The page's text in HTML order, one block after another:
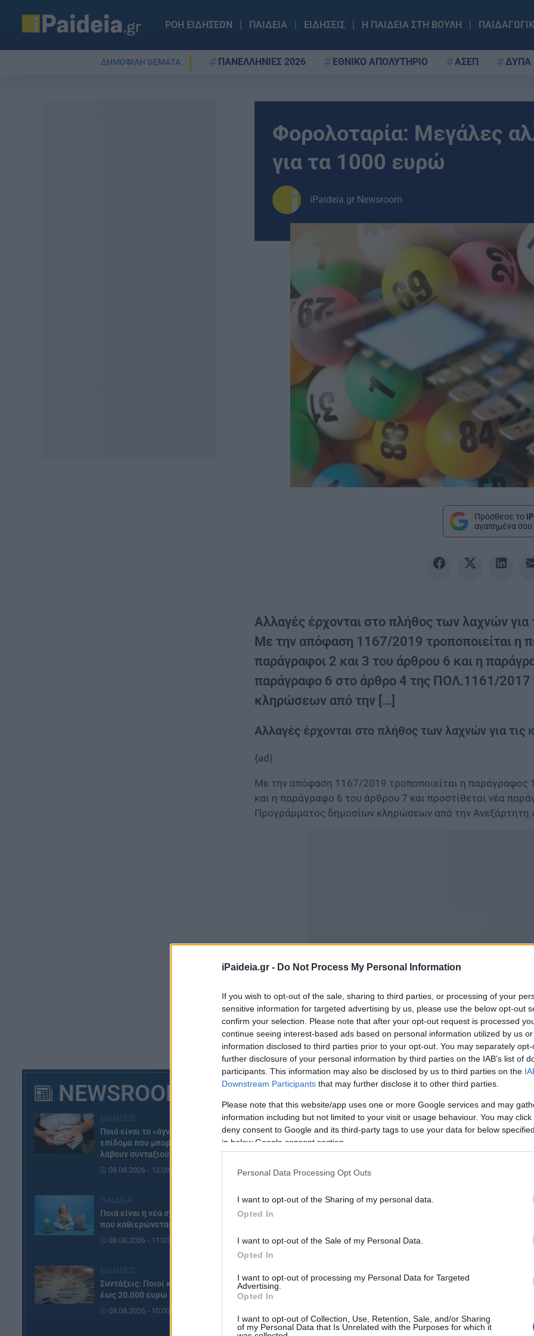
iPaideia.gr - Do Not Process My Personal Information
If you wish to opt-out of the sale, sharing to third parties, or processing of your
sensitive information for targeted advertising by us, please use the below opt-out
confirm your selection. Please note that after your opt-out request is processed
continue seeing interest-based ads based on personal information utilized by us
information disclosed to third parties prior to your opt-out. You may separately
further disclosure of your personal information by third parties on the IAB’s list of
participants. This information may also be disclosed by us to third parties on the
Downstream Participants that may further disclose it to other third parties.
Please note that this website/app uses one or more Google services and may
information including but not limited to your visit or usage behaviour. You may
deny consent to Google and its third-party tags to use your data for below
in below Google consent section.
Personal Data Processing Opt Outs
I want to opt-out of the Sharing of my personal data.
Opted In
I want to opt-out of the Sale of my Personal Data.
Opted In
I want to opt-out of processing my Personal Data for Targeted
Advertising.
Opted In
I want to opt-out of Collection, Use, Retention, Sale, and/or Sharing
of my Personal Data that Is Unrelated with the Purposes for which it
ΡΟΗ ΕΙΔΗΣΕΩΝ ΠΑΙΔΕΙΑ ΕΙΔΗΣΕΙΣ Η ΠΑΙΔΕΙΑ ΣΤΗ ΒΟΥΛΗ
ΔΗΜΟΦΙΛΗ ΘΕΜΑΤΑ ΠΑΝΕΛΛΗΝΙΕΣ 2026 ΕΘΝΙΚΟ ΑΠΟΛΥΤΗΡΙΟ ΑΣΕΠ ΔΥΠΑ
NEWSROOM
Ποιό είναι το «άγνωστο»
επίδομα που μπορούν να
λάβουν συνταξιούχοι
08.08.2026 - 12:09
Ποιά είναι η νέα σχολική αργία
που καθιερώνεται
08.08.2026 - 11:01
Συντάξεις: Ποιοί κερδίζουν
έως 20.000 ευρώ
08.08.2026 - 10:00
Φορολοταρία: Μεγάλες
για τα 1000 ευρώ
iPaideia.gr Newsroom
Πρόσθεσε το
αγαπημένα σου
Αλλαγές έρχονται στο πλήθος των λαχνών για
Με την απόφαση 1167/2019 τροποποιείται η
παράγραφοι 2 και 3 του άρθρου 6 και η
παράγραφο 6 στο άρθρο 4 της ΠΟΛ.1161/2017
κληρώσεων από την […]
Αλλαγές έρχονται στο πλήθος των λαχνών για τις
{ad}
Με την απόφαση 1167/2019 τροποποιείται η παράγραφος
και η παράγραφο 6 του άρθρου 7 και προστίθεται νέα
Προγράμματος δημοσίων κληρώσεων από την
Οι νέες διατάξεις διαμορφώνονται ως εξής:
Άρθρο 3
Λαχνοί
1. Το πλήθος των λαχνών προσδιορίζεται κλιμακωτά, με
σύνολο των μηνιαίων συναλλαγών του άρθρου 1, ως εξής:
– Για συνολικό άθροισμα μέχρι διακόσια (200) ευρώ, ένας
– Για τα επόμενα τριακόσια (300) ευρώ, ήτοι συνολικό
(500) ευρώ, ένας (1) λαχνός για κάθε δύο (2) ευρώ.
– Για τα επόμενα πεντακόσια (500) ευρώ, ήτοι συνολικό